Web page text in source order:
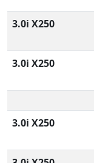
3.0i X250
3.0i X250
3.0i X250